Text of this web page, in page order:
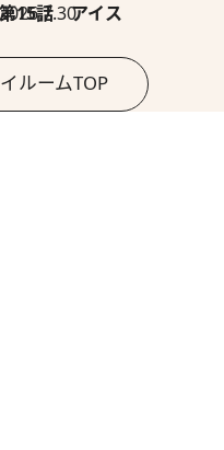
2026.7.30
第15話 アイス
ルームTOP